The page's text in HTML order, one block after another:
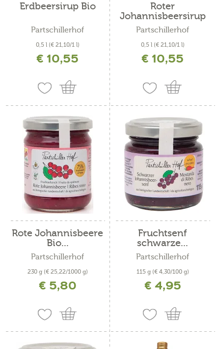
Erdbeersirup Bio
Partschillerhof
0,5 l (€ 21,10/1 l)
inkl. MwSt. zzgl. Versandkosten
€ 10,55
Roter
Johannisbeersirup
Bio
Partschillerhof
0,5 l (€ 21,10/1 l)
inkl. MwSt. zzgl. Versandkosten
€ 10,55
Rote Johannisbeere
Bio...
Partschillerhof
230 g (€ 25,22/1000 g)
€ 5,80
Fruchtsenf
schwarze...
Partschillerhof
115 g (€ 4,30/100 g)
€ 4,95